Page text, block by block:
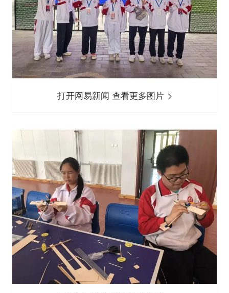
打开网易新闻 查看更多图片